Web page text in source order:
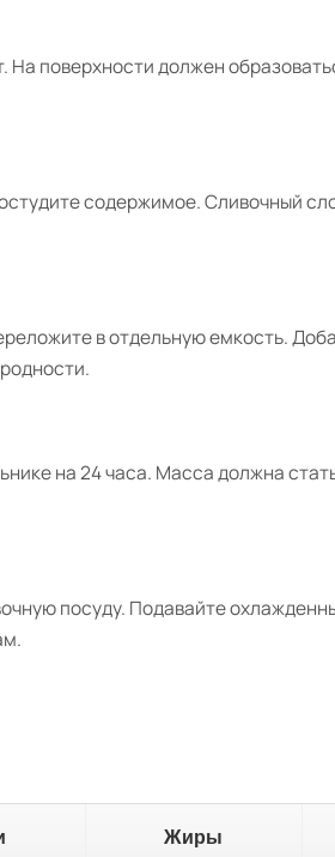
поверхности должен
содержимое. Сливочный
в отдельную емкость.
на 24 часа. Масса должна
посуду. Подавайте
Жиры